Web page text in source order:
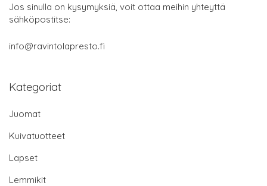
Jos sinulla on kysymyksiä, voit ottaa meihin yhteyttä
sähköpostitse:
info@ravintolapresto.fi
Kategoriat
Juomat
Kuivatuotteet
Lapset
Lemmikit